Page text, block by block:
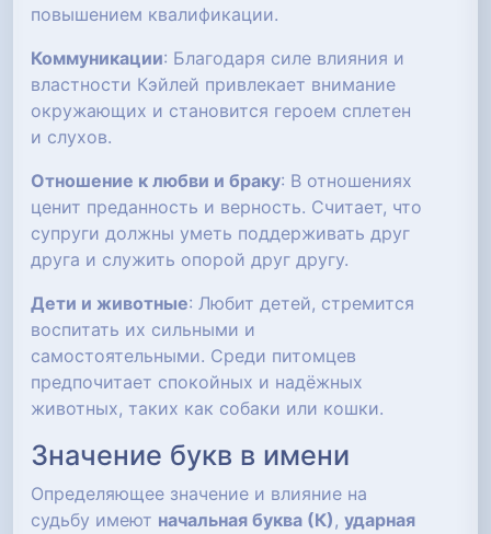
повышением квалификации.
Коммуникации: Благодаря силе влияния и
властности Кэйлей привлекает внимание
окружающих и становится героем сплетен
и слухов.
Отношение к любви и браку: В отношениях
ценит преданность и верность. Считает, что
супруги должны уметь поддерживать друг
друга и служить опорой друг другу.
Дети и животные: Любит детей, стремится
воспитать их сильными и
самостоятельными. Среди питомцев
предпочитает спокойных и надёжных
животных, таких как собаки или кошки.
Значение букв в имени
Определяющее значение и влияние на
судьбу имеют начальная буква (К), ударная